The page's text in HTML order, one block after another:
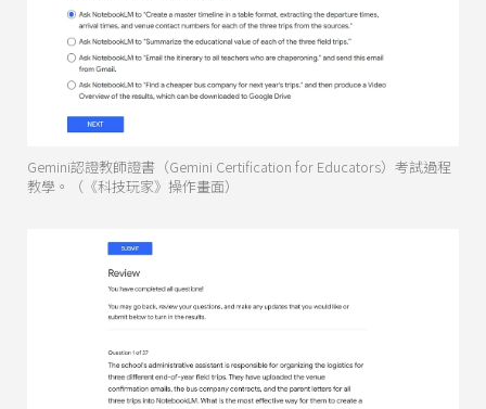
Gemini認證教師證書（Gemini Certification for Educators）考試過程
教學。（《科技玩家》操作畫面）